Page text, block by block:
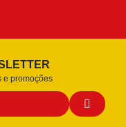
e promoções